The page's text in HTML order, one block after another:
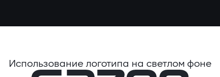
Использование логотипа на светлом фоне